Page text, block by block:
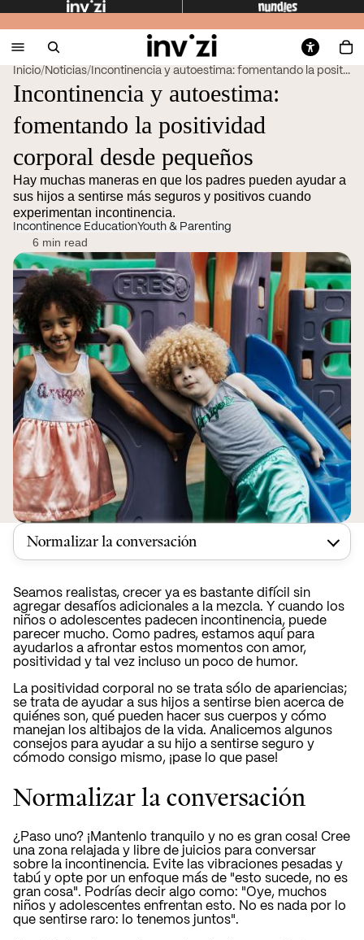
Inicio/Noticias/ Incontinencia y autoestima: fomentando la posit...
Incontinencia y autoestima:
fomentando la positividad
corporal desde pequeños
Hay muchas maneras en que los padres pueden ayudar a
sus hijos a sentirse más seguros y positivos cuando
experimentan incontinencia.
Incontinence EducationYouth & Parenting
6 min read
Normalizar la conversación
Seamos realistas, crecer ya es bastante difícil sin
agregar desafíos adicionales a la mezcla. Y cuando los
niños o adolescentes padecen incontinencia, puede
parecer mucho. Como padres, estamos aquí para
ayudarlos a afrontar estos momentos con amor,
positividad y tal vez incluso un poco de humor.
La positividad corporal no se trata sólo de apariencias;
se trata de ayudar a sus hijos a sentirse bien acerca de
quiénes son, qué pueden hacer sus cuerpos y cómo
manejan los altibajos de la vida. Analicemos algunos
consejos para ayudar a su hijo a sentirse seguro y
cómodo consigo mismo, ¡pase lo que pase!
Normalizar la conversación
¿Paso uno? ¡Mantenlo tranquilo y no es gran cosa! Cree
una zona relajada y libre de juicios para conversar
sobre la incontinencia. Evite las vibraciones pesadas y
tabú y opte por un enfoque más de "esto sucede, no es
gran cosa". Podrías decir algo como: "Oye, muchos
niños y adolescentes enfrentan esto. No es nada por lo
que sentirse raro: lo tenemos juntos".